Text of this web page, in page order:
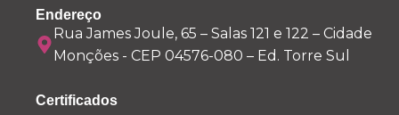
Endereço
Rua James Joule, 65 – Salas 121 e 122 – Cidade
Monções - CEP 04576-080 – Ed. Torre Sul
Certificados